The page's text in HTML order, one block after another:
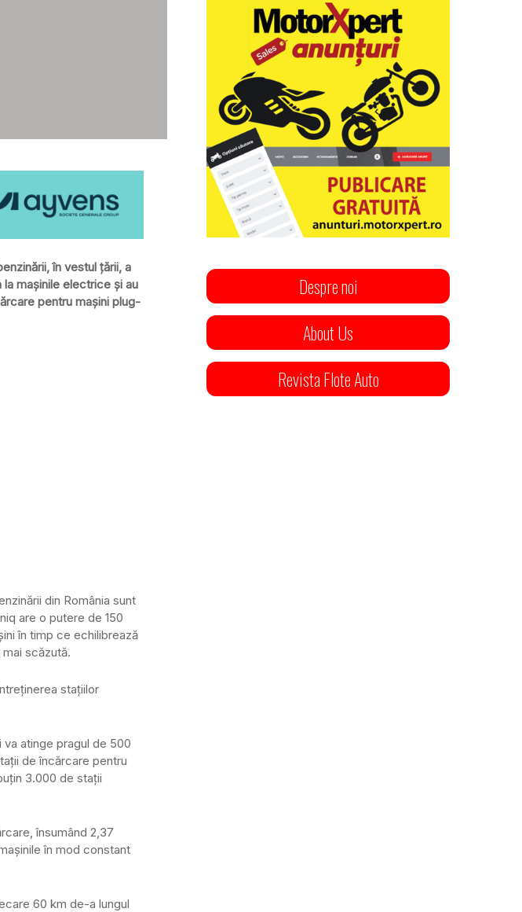
în vestul ţării, a
maşinile electrice şi au
pentru maşini plug-
din România sunt
are o putere de 150
în timp ce echilibrează
scăzută.
staţiilor
atinge pragul de 500
de încărcare pentru
3.000 de staţii
însumând 2,37
în mod constant
60 km de-a lungul
Despre noi
About Us
Revista Flote Auto